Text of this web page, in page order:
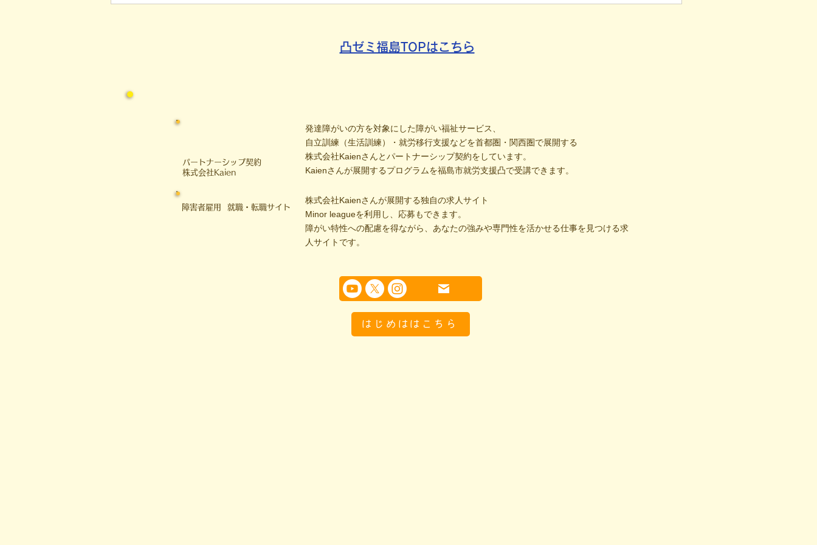
の力
社会への一歩
凸ゼミ福島TOPはこちら
​パートナーシップ契約
​株式会社Kaien
発達障がいの方を対象にした障がい福祉サービス、
自立訓練（生活訓練）・就労移行支援などを首都圏・関西圏で展開する
株式会社Kaienさんとパートナーシップ契約をしています。
Kaienさんが展開するプログラムを福島市就労支援凸で受講できます。
障害者雇用 就職・転職サイト
株式会社Kaienさんが展開する独自の求人サイト
Minor leagueを利用し、応募もできます。
障がい特性への配慮を得ながら、あなたの強みや専門性を活かせる仕事を見つける求
人サイトです。
はじめははこちら